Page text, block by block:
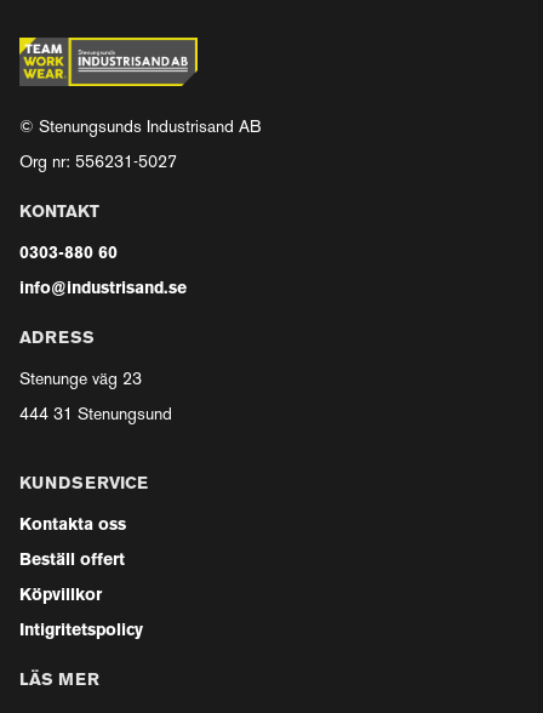
© Stenungsunds Industrisand AB
Org nr: 556231-5027
KONTAKT
0303-880 60
info@industrisand.se
ADRESS
Stenunge väg 23
444 31 Stenungsund
KUNDSERVICE
Kontakta oss
Beställ offert
Köpvillkor
Intigritetspolicy
LÄS MER